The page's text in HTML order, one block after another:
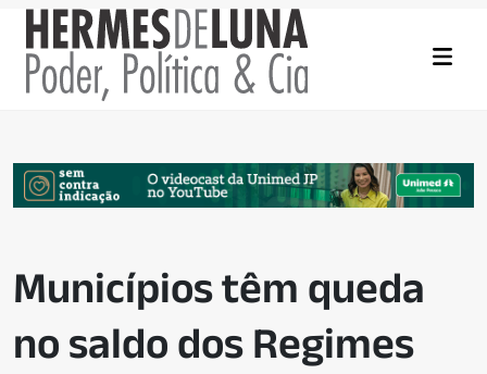
Municípios têm queda
no saldo dos Regimes